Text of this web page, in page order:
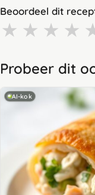
Beoordeel dit
★ ★ ★ ★
Probeer dit
AI-kok